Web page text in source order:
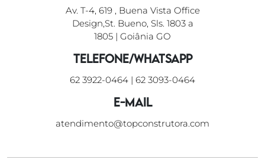
Av. T-4, 619 , Buena Vista Office
Design,St. Bueno, Sls. 1803 a
1805 | Goiânia GO
Telefone/WhatsApp
62 3922-0464 | 62 3093-0464
E-mail
atendimento@topconstrutora.com